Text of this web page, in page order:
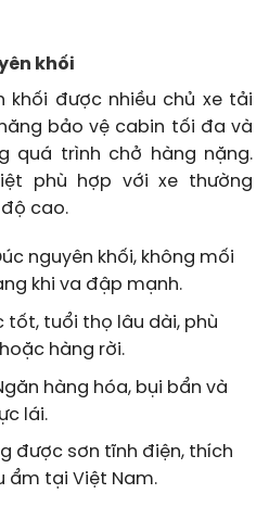
khối
khối được nhiều chủ xe tải
bảo vệ cabin tối đa và
quá trình chở hàng nặng.
phù hợp với xe thường
cao.
nguyên khối, không mối
khi va đập mạnh.
tốt, tuổi thọ lâu dài, phù
hàng rời.
hàng hóa, bụi bẩn và
lái.
được sơn tĩnh điện, thích
ẩm tại Việt Nam.